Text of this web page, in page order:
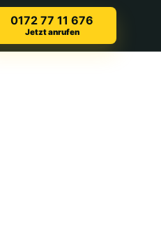
0172 77 11 676
Jetzt anrufen